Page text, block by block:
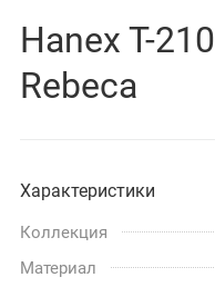
Hanex T-210
Rebeca
Характеристики
Коллекция
Материал